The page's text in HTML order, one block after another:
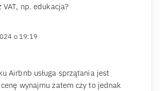
VAT, np. edukacja?
o 19:19
Airbnb usługa sprzątania jest
wynajmu zatem czy to jednak